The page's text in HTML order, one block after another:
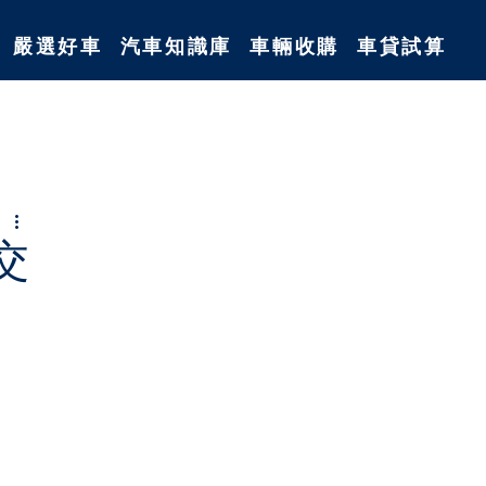
嚴選好車 汽車知識庫 車輛收購 車貸試算